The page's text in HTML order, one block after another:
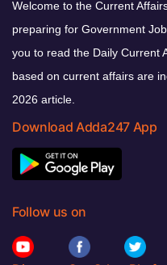
Welcome to the Current
preparing for Government
you to read the Daily Current
based on current affairs are
2026 article.
Download Adda247 App
Follow us on